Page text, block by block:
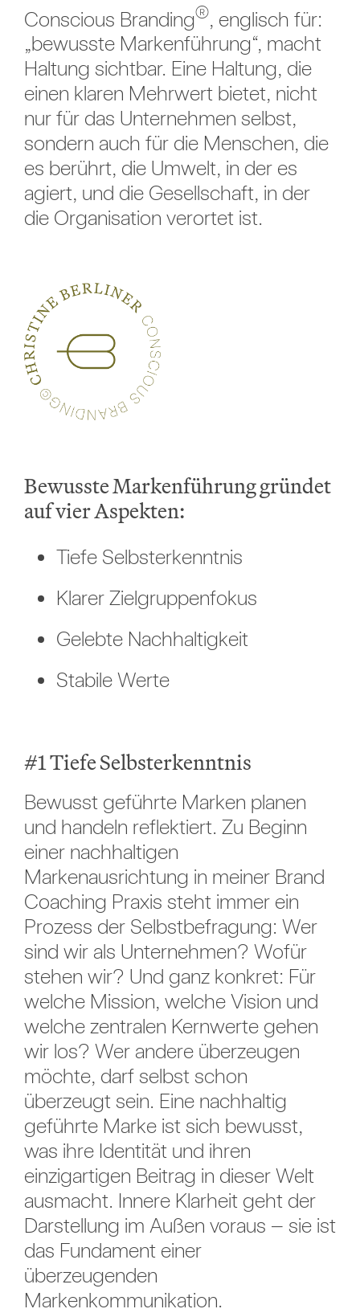
Conscious Branding®, englisch für:
„bewusste Markenführung“, macht
Haltung sichtbar. Eine Haltung, die
einen klaren Mehrwert bietet, nicht
nur für das Unternehmen selbst,
sondern auch für die Menschen, die
es berührt, die Umwelt, in der es
agiert, und die Gesellschaft, in der
die Organisation verortet ist.
Bewusste Markenführung gründet
auf vier Aspekten:
Tiefe Selbsterkenntnis
Klarer Zielgruppenfokus
Gelebte Nachhaltigkeit
Stabile Werte
#1 Tiefe Selbsterkenntnis
Bewusst geführte Marken planen
und handeln reflektiert. Zu Beginn
einer nachhaltigen
Markenausrichtung in meiner Brand
Coaching Praxis steht immer ein
Prozess der Selbstbefragung: Wer
sind wir als Unternehmen? Wofür
stehen wir? Und ganz konkret: Für
welche Mission, welche Vision und
welche zentralen Kernwerte gehen
wir los? Wer andere überzeugen
möchte, darf selbst schon
überzeugt sein. Eine nachhaltig
geführte Marke ist sich bewusst,
was ihre Identität und ihren
einzigartigen Beitrag in dieser Welt
ausmacht. Innere Klarheit geht der
Darstellung im Außen voraus – sie ist
das Fundament einer
überzeugenden
Markenkommunikation.